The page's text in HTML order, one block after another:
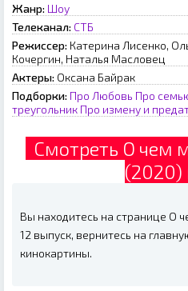
Жанр: Шоу
Телеканал: СТБ
Режиссер: Катерина Лисенко,
Кочергин, Наталья Масловец
Актеры: Оксана Байрак
Подборки: Про Любовь Про
треугольник Про измену и
Смотреть О чем
(2020)
Вы находитесь на странице О
12 выпуск, вернитесь на
кинокартины.